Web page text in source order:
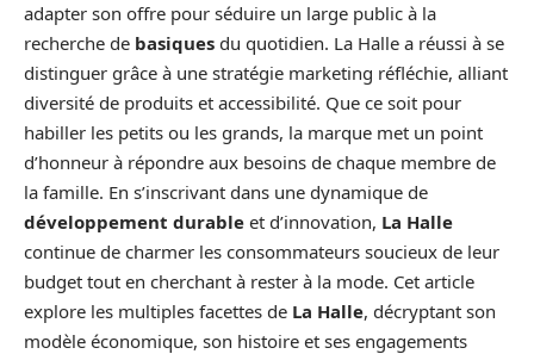
adapter son offre pour séduire un large public à la
recherche de basiques du quotidien. La Halle a réussi à se
distinguer grâce à une stratégie marketing réfléchie, alliant
diversité de produits et accessibilité. Que ce soit pour
habiller les petits ou les grands, la marque met un point
d’honneur à répondre aux besoins de chaque membre de
la famille. En s’inscrivant dans une dynamique de
développement durable et d’innovation, La Halle
continue de charmer les consommateurs soucieux de leur
budget tout en cherchant à rester à la mode. Cet article
explore les multiples facettes de La Halle, décryptant son
modèle économique, son histoire et ses engagements